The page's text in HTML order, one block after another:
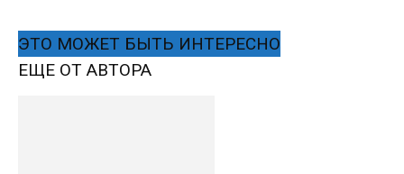
ЭТО МОЖЕТ БЫТЬ ИНТЕРЕСНО
ЕЩЕ ОТ АВТОРА